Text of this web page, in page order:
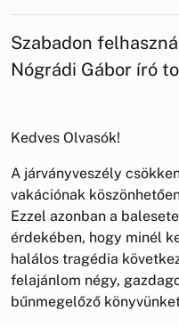
Szabadon
Nógrádi Gábor író
Kedves Olvasók!
A járványveszély
vakációnak
Ezzel azonban a
érdekében, hogy minél
halálos tragédia
felajánlom négy,
bűnmegelőző